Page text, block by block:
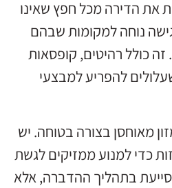
את הדירה מכל חפץ שאינו
נוחה למקומות שבהם
כולל רהיטים, קופסאות
להפריע למבצעי
מאוחסן בצורה בטוחה. יש
כדי למנוע ממזיקים לגשת
בתהליך ההדברה, אלא